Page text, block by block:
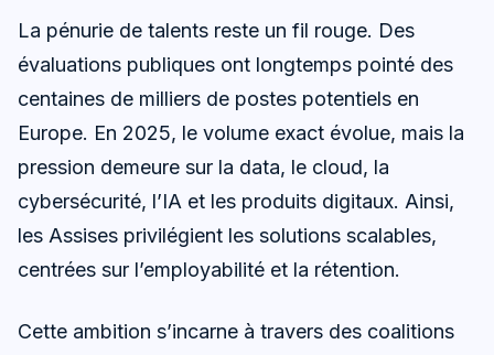
La pénurie de talents reste un fil rouge. Des
évaluations publiques ont longtemps pointé des
centaines de milliers de postes potentiels en
Europe. En 2025, le volume exact évolue, mais la
pression demeure sur la data, le cloud, la
cybersécurité, l’IA et les produits digitaux. Ainsi,
les Assises privilégient les solutions scalables,
centrées sur l’employabilité et la rétention.
Cette ambition s’incarne à travers des coalitions